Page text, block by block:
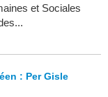
et Sociales
: Per Gisle